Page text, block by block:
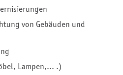
von Gebäuden und
Lampen,... .)